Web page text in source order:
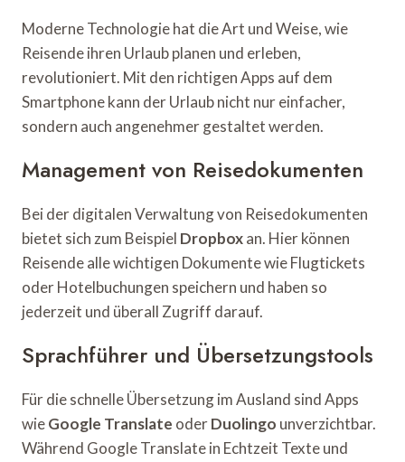
Moderne Technologie hat die Art und Weise, wie
Reisende ihren Urlaub planen und erleben,
revolutioniert. Mit den richtigen Apps auf dem
Smartphone kann der Urlaub nicht nur einfacher,
sondern auch angenehmer gestaltet werden.
Management von Reisedokumenten
Bei der digitalen Verwaltung von Reisedokumenten
bietet sich zum Beispiel Dropboxan. Hier können
Reisende alle wichtigen Dokumente wie Flugtickets
oder Hotelbuchungen speichern und haben so
jederzeit und überall Zugriff darauf.
Sprachführer und Übersetzungstools
Für die schnelle Übersetzung im Ausland sind Apps
wieGoogle Translate oderDuolingo unverzichtbar.
Während Google Translate in Echtzeit Texte und